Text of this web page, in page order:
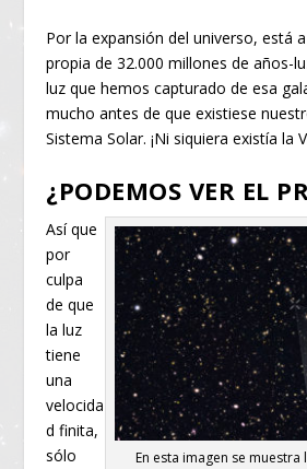
Por la expansión del universo, está
propia de 32.000 millones de años-
luz que hemos capturado de esa
mucho antes de que existiese
Sistema Solar. ¡Ni siquiera existía la
¿PODEMOS VER EL
En esta imagen se
Así que
por
culpa
de que
la luz
tiene
una
velocida
d finita,
sólo